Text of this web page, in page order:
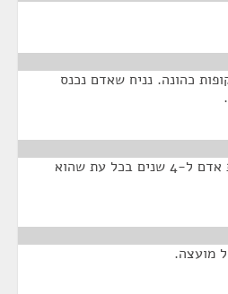
כהונה. נניח שאדם נכנס
באופן עקרוני, אפשר למנות אדם ל-4 שנים בכל עת שהוא
מועצה.